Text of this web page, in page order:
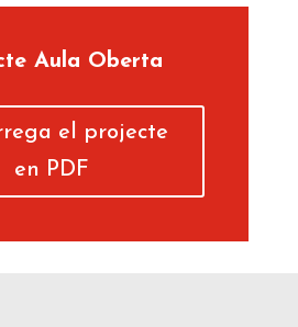
Aula Oberta
el projecte
en PDF